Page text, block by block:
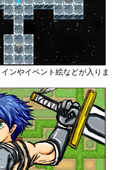
ンやイベント絵などが入りま